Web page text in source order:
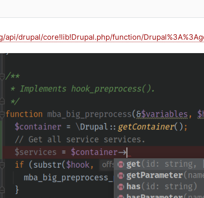
api/drupal/core!lib!Drupal.php/function/